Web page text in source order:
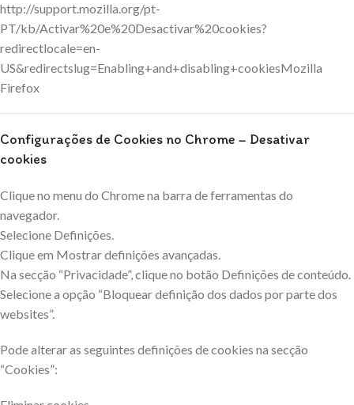
http://support.mozilla.org/pt-
PT/kb/Activar%20e%20Desactivar%20cookies?
redirectlocale=en-
US&redirectslug=Enabling+and+disabling+cookiesMozilla
Firefox
Configurações de Cookies no Chrome – Desativar
cookies
Clique no menu do Chrome na barra de ferramentas do
navegador.
Selecione Definições.
Clique em Mostrar definições avançadas.
Na secção “Privacidade”, clique no botão Definições de conteúdo.
Selecione a opção “Bloquear definição dos dados por parte dos
websites”.
Pode alterar as seguintes definições de cookies na secção
“Cookies”: